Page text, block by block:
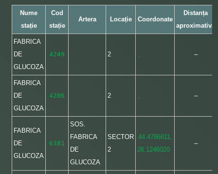
Nume
stație
Cod
stație
Artera Locație Coordonate
Distanța
aproximativă
FABRICA
DE
GLUCOZA
4249 2 , –
FABRICA
DE
GLUCOZA
4286 2 , –
FABRICA
DE
GLUCOZA
6381
SOS.
FABRICA
DE
GLUCOZA
SECTOR
2
44.4786811,
26.1246020
–